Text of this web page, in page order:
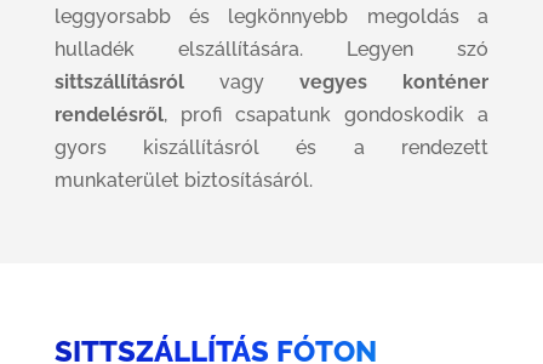
leggyorsabb és legkönnyebb megoldás a
hulladék elszállítására. Legyen szó
sittszállításrólvagyvegyes konténer
rendelésről, profi csapatunk gondoskodik a
gyors kiszállításról és a rendezett
munkaterület biztosításáról.
SITTSZÁLLÍTÁS FÓTON